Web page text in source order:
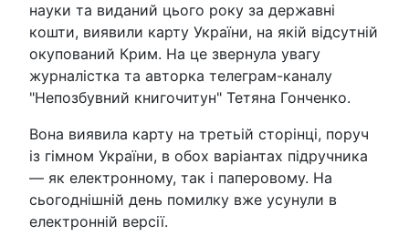
науки та виданий цього року за державні
кошти, виявили карту України, на якій відсутній
окупований Крим. На це звернула увагу
журналістка та авторка телеграм-каналу
"Непозбувний книгочитун" Тетяна Гонченко.
Вона виявила карту на третьій сторінці, поруч
із гімном України, в обох варіантах підручника
— як електронному, так і паперовому. На
сьогоднішній день помилку вже усунули в
електронній версії.